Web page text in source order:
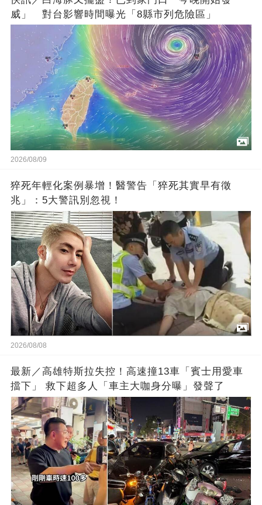
威」 對台影響時間曝光「8縣市列危險區」
2026/08/09
猝死年輕化案例暴增！醫警告「猝死其實早有徵
兆」：5大警訊別忽視！
2026/08/08
最新／高雄特斯拉失控！高速撞13車「賓士用愛車
擋下」 救下超多人「車主大咖身分曝」發聲了